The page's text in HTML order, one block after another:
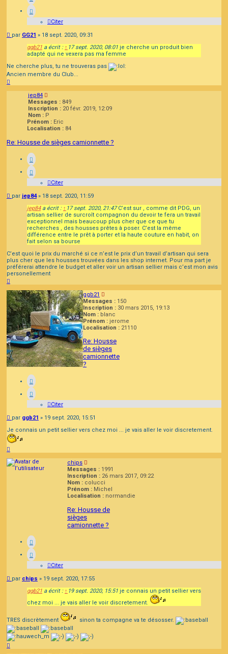
Citer
Message
par GG21 » 18 sept. 2020, 09:31
ggb21 a écrit : ↑ 17 sept. 2020, 08:01 je cherche un produit bien
adapté qui ne vexera pas ma femme
Ne cherche plus, tu ne trouveras pas
Ancien membre du Club...
jep84
Messages : 849
Inscription : 20 févr. 2019, 12:09
Nom : P
Prénom : Eric
Localisation : 84
Re: Housse de sièges camionnette ?
Citer
Message
par jep84» 18 sept. 2020, 11:59
jep84a écrit : ↑ 17 sept. 2020, 21:47C’est sur , comme dit PDG, un
artisan sellier de surcroît compagnon du devoir te fera un travail
exceptionnel mais beaucoup plus cher que ce que tu
recherches , des housses prêtes à poser. C’est la même
différence entre le prêt à porter et la haute couture en habit, on
fait selon sa bourse
C’est quoi le prix du marché si ce n’est le prix d’un travail d’artisan qui sera
plus cher que les housses trouvées dans les shop internet. Pour ma part je
préférerai attendre le budget et aller voir un artisan sellier mais c’est mon avis
personellement
ggb21
Messages : 150
Inscription : 30 mars 2015, 19:13
Nom : blanc
Prénom : jerome
Localisation : 21110
Re: Housse
de sièges
camionnette
?
Citer
Message
par ggb21 » 19 sept. 2020, 15:51
Je connais un petit sellier vers chez moi ... je vais aller le voir discretement.
chips
Messages : 1991
Inscription : 26 mars 2017, 09:22
Nom : colucci
Prénom : Michel
Localisation : normandie
Re: Housse de
sièges
camionnette ?
Citer
Message
par chips » 19 sept. 2020, 17:55
ggb21 a écrit : ↑ 19 sept. 2020, 15:51 je connais un petit sellier vers
chez moi ... je vais aller le voir discretement.
TRES discrètement sinon ta compagne va te désosser.